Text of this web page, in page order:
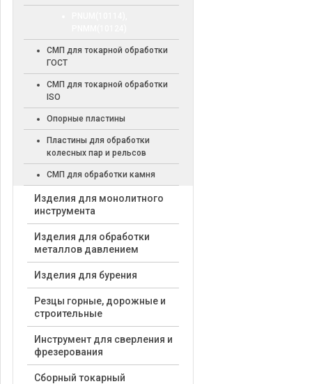
СМП для токарной обработки
ГОСТ
СМП для токарной обработки
ISO
Опорные пластины
Пластины для обработки
колесных пар и рельсов
СМП для обработки камня
Изделия для монолитного
инструмента
Изделия для обработки
металлов давлением
Изделия для бурения
Резцы горные, дорожные и
строительные
Инструмент для сверления и
фрезерования
Сборный токарный